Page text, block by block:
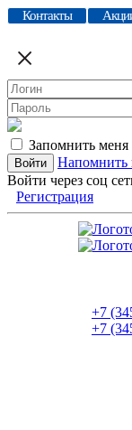
Контакты
Запомнить меня
Напомнить
Войти через соц
Регистрация
+7
+7